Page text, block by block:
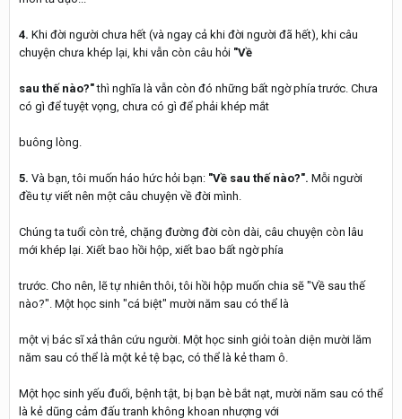
4. Khi đời người chưa hết (và ngay cả khi đời người đã hết), khi câu
chuyện chưa khép lại, khi vẫn còn câu hỏi "Về
sau thế nào?"thì nghĩa là vẫn còn đó những bất ngờ phía trước. Chưa
có gì để tuyệt vọng, chưa có gì để phải khép mắt
buông lòng.
5. Và bạn, tôi muốn háo hức hỏi bạn: "Về sau thế nào?". Mỗi người
đều tự viết nên một câu chuyện về đời mình.
Chúng ta tuổi còn trẻ, chặng đường đời còn dài, câu chuyện còn lâu
mới khép lại. Xiết bao hồi hộp, xiết bao bất ngờ phía
trước. Cho nên, lẽ tự nhiên thôi, tôi hồi hộp muốn chia sẽ "Về sau thế
nào?". Một học sinh "cá biệt" mười năm sau có thể là
một vị bác sĩ xả thân cứu người. Một học sinh giỏi toàn diện mười lăm
năm sau có thể là một kẻ tệ bạc, có thể là kẻ tham ô.
Một học sinh yếu đuối, bệnh tật, bị bạn bè bắt nạt, mười năm sau có thể
là kẻ dũng cảm đấu tranh không khoan nhượng với